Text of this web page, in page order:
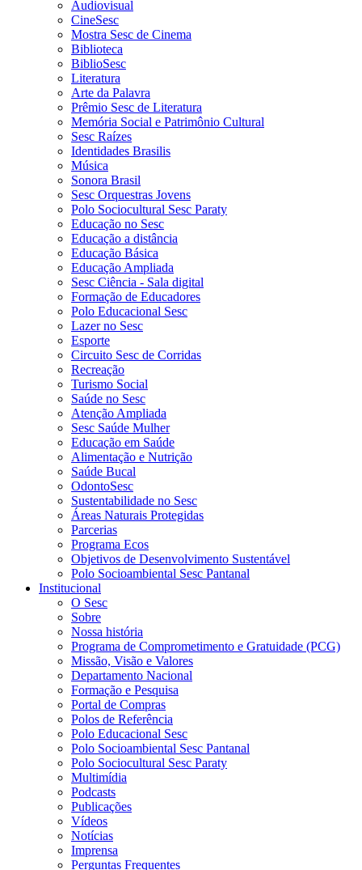
Audiovisual
CineSesc
Mostra Sesc de Cinema
Biblioteca
BiblioSesc
Literatura
Arte da Palavra
Prêmio Sesc de Literatura
Memória Social e Patrimônio Cultural
Sesc Raízes
Identidades Brasilis
Música
Sonora Brasil
Sesc Orquestras Jovens
Polo Sociocultural Sesc Paraty
Educação no Sesc
Educação a distância
Educação Básica
Educação Ampliada
Sesc Ciência - Sala digital
Formação de Educadores
Polo Educacional Sesc
Lazer no Sesc
Esporte
Circuito Sesc de Corridas
Recreação
Turismo Social
Saúde no Sesc
Atenção Ampliada
Sesc Saúde Mulher
Educação em Saúde
Alimentação e Nutrição
Saúde Bucal
OdontoSesc
Sustentabilidade no Sesc
Áreas Naturais Protegidas
Parcerias
Programa Ecos
Objetivos de Desenvolvimento Sustentável
Polo Socioambiental Sesc Pantanal
Institucional
O Sesc
Sobre
Nossa história
Programa de Comprometimento e Gratuidade (PCG)
Missão, Visão e Valores
Departamento Nacional
Formação e Pesquisa
Portal de Compras
Polos de Referência
Polo Educacional Sesc
Polo Socioambiental Sesc Pantanal
Polo Sociocultural Sesc Paraty
Multimídia
Podcasts
Publicações
Vídeos
Notícias
Imprensa
Perguntas Frequentes